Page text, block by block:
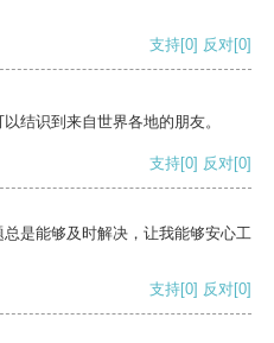
支持[0] 反对[0]
结识到来自世界各地的朋友。
支持[0] 反对[0]
是能够及时解决，让我能够安心工
支持[0] 反对[0]